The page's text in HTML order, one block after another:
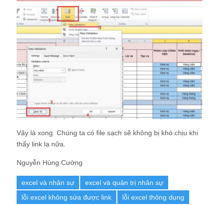
Vậy là xong. Chúng ta có file sạch sẽ không bị khó chịu khi
thấy link lạ nữa.
Nguyễn Hùng Cường
excel và nhân sự
excel và quản trị nhân sự
lỗi excel không sửa được link
lỗi excel thông dụng